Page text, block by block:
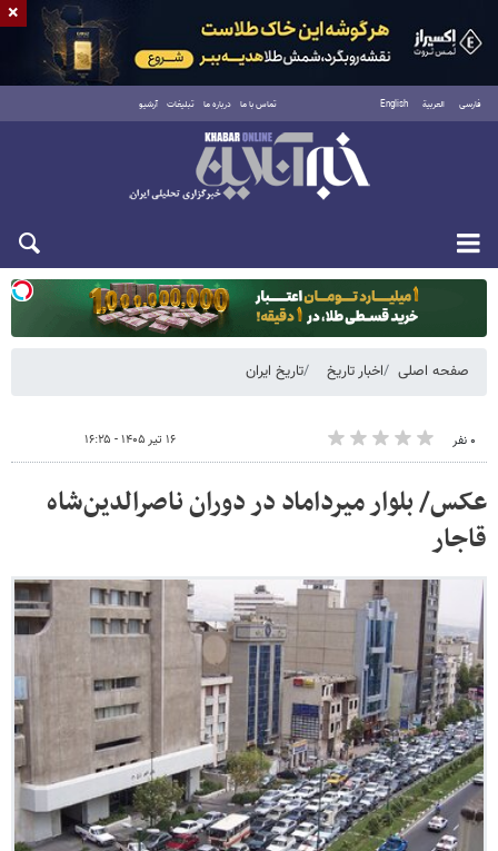
فارسی العربية English تماس با ما درباره ما تبلیغات آرشیو
دوشنبه ۱۹ مرداد ۱۴۰۵
صفحه اصلی اخبار تاریخ تاریخ ایران
۰ نفر ۱۶ تیر ۱۴۰۵ - ۱۶:۲۵
عکس/ بلوار میرداماد در دوران ناصرالدین‌شاه
قاجار
×